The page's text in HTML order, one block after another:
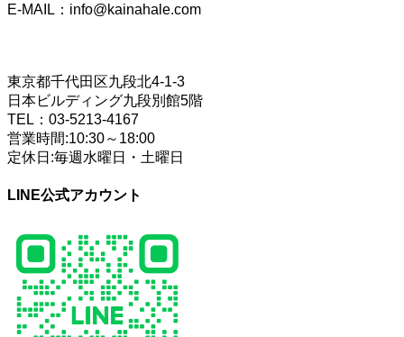
E-MAIL：info@kainahale.com
東京都千代田区九段北4-1-3
日本ビルディング九段別館5階
TEL：03-5213-4167
営業時間:10:30～18:00
定休日:毎週水曜日・土曜日
LINE公式アカウント